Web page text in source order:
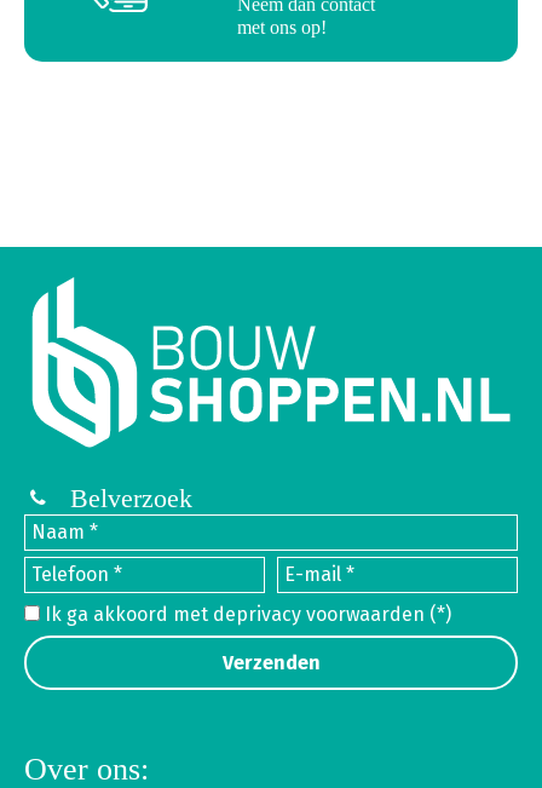
met ons op!
Belverzoek
Ik ga akkoord met deprivacy voorwaarden (*)
Over ons: